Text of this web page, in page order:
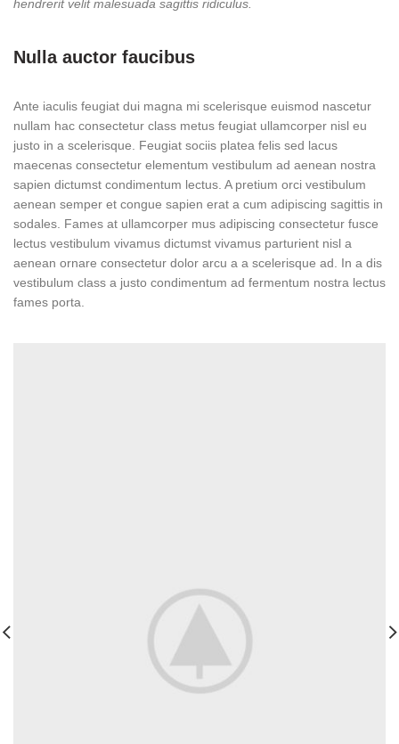
hendrerit velit malesuada sagittis ridiculus.
Nulla auctor faucibus
Ante iaculis feugiat dui magna mi scelerisque euismod nascetur
nullam hac consectetur class metus feugiat ullamcorper nisl eu
justo in a scelerisque. Feugiat sociis platea felis sed lacus
maecenas consectetur elementum vestibulum ad aenean nostra
sapien dictumst condimentum lectus. A pretium orci vestibulum
aenean semper et congue sapien erat a cum adipiscing sagittis in
sodales. Fames at ullamcorper mus adipiscing consectetur fusce
lectus vestibulum vivamus dictumst vivamus parturient nisl a
aenean ornare consectetur dolor arcu a a scelerisque ad. In a dis
vestibulum class a justo condimentum ad fermentum nostra lectus
fames porta.